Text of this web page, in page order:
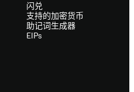
闪兑
支持的加密货币
助记词生成器
EIPs